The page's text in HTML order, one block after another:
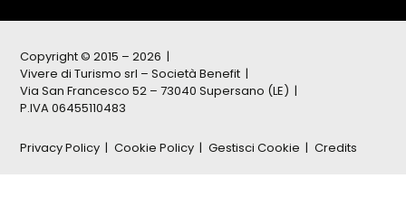
Copyright © 2015 – 2026
Vivere di Turismo srl – Società Benefit
Via San Francesco 52 – 73040 Supersano (LE)
P.IVA 06455110483
Privacy Policy Cookie Policy Gestisci Cookie Credits